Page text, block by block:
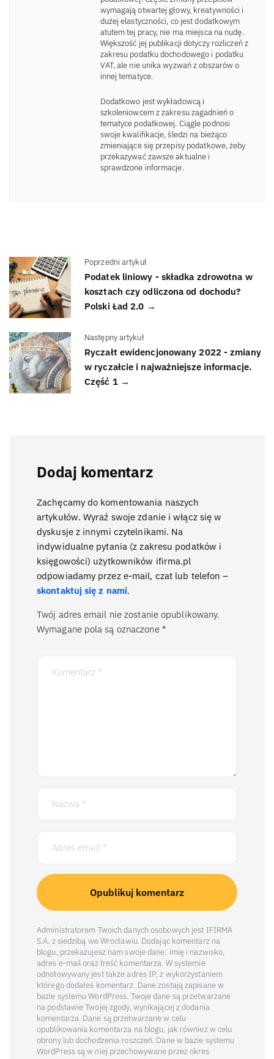
wymagają otwartej głowy, kreatywności i
dużej elastyczności, co jest dodatkowym
atutem tej pracy, nie ma miejsca na nudę.
Większość jej publikacji dotyczy rozliczeń z
zakresu podatku dochodowego i podatku
VAT, ale nie unika wyzwań z obszarów o
innej tematyce.
Dodatkowo jest wykładowcą i
szkoleniowcem z zakresu zagadnień o
tematyce podatkowej. Ciągle podnosi
swoje kwalifikacje, śledzi na bieżąco
zmieniające się przepisy podatkowe, żeby
przekazywać zawsze aktualne i
sprawdzone informacje.
Poprzedni artykuł
Podatek liniowy - składka zdrowotna w
kosztach czy odliczona od dochodu?
Polski Ład 2.0 →
Następny artykuł
Ryczałt ewidencjonowany 2022 - zmiany
w ryczałcie i najważniejsze informacje.
Część 1 →
Dodaj komentarz
Zachęcamy do komentowania naszych
artykułów. Wyraź swoje zdanie i włącz się w
dyskusje z innymi czytelnikami. Na
indywidualne pytania (z zakresu podatków i
księgowości) użytkowników ifirma.pl
odpowiadamy przez e-mail, czat lub telefon –
skontaktuj się z nami.
Twój adres email nie zostanie opublikowany.
Wymagane pola są oznaczone *
Administratorem Twoich danych osobowych jest IFIRMA
S.A. z siedzibą we Wrocławiu. Dodając komentarz na
blogu, przekazujesz nam swoje dane: imię i nazwisko,
adres e-mail oraz treść komentarza. W systemie
odnotowywany jest także adres IP, z wykorzystaniem
którego dodałeś komentarz. Dane zostają zapisane w
bazie systemu WordPress. Twoje dane są przetwarzane
na podstawie Twojej zgody, wynikającej z dodania
komentarza. Dane są przetwarzane w celu
opublikowania komentarza na blogu, jak również w celu
obrony lub dochodzenia roszczeń. Dane w bazie systemu
WordPress są w niej przechowywane przez okres